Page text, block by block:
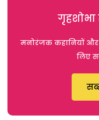
गृहशोभा
मनोरंजक कहानियों
लिए